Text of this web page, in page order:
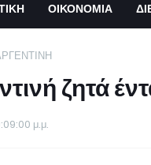
ΟΙΚΟΝΟΜΙΑ
ζητά
μ.μ.